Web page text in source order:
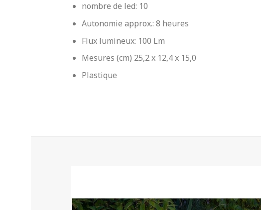
nombre de led: 10
Autonomie approx.: 8 heures
Flux lumineux: 100 Lm
Mesures (cm) 25,2 x 12,4 x 15,0
Plastique